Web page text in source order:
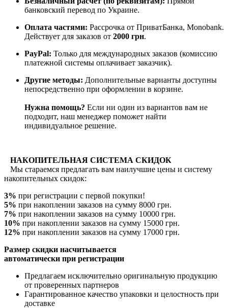
банковский перевод по Украине.
Оплата частями: Рассрочка от ПриватБанка, Monobank.
Действует для заказов от 2000 грн.
PayPal: Только для международных заказов (комиссию
платежной системы оплачивает заказчик).
Другие методы: Дополнительные варианты доступны
непосредственно при оформлении в корзине.
Нужна помощь? Если ни один из вариантов вам не
подходит, наш менеджер поможет найти
индивидуальное решение.
НАКОПИТЕЛЬНАЯ СИСТЕМА СКИДОК
Мы стараемся предлагать вам наилучшие цены и систему
накопительных скидок:
3% при регистрации с первой покупки!
5% при накоплении заказов на сумму 8000 грн.
7% при накоплении заказов на сумму 10000 грн.
10% при накоплении заказов на сумму 15000 грн.
12% при накоплении заказов на сумму 17000 грн.
Размер скидки насчитывается
автоматически при регистрации
Предлагаем исключительно оригинальную продукцию
от проверенных партнеров
Гарантированное качество упаковки и целостность при
доставке